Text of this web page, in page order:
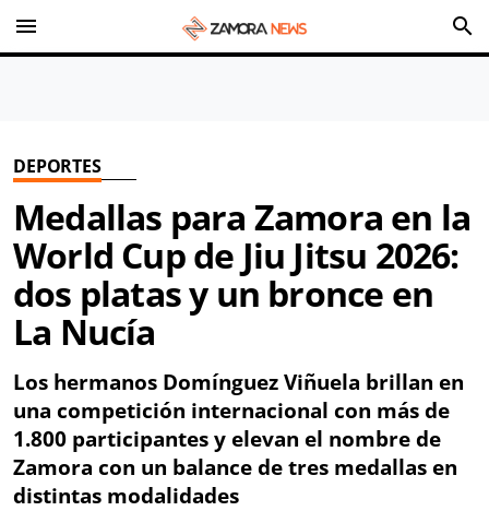
menu search
DEPORTES
Medallas para Zamora en la
World Cup de Jiu Jitsu 2026:
dos platas y un bronce en
La Nucía
Los hermanos Domínguez Viñuela brillan en
una competición internacional con más de
1.800 participantes y elevan el nombre de
Zamora con un balance de tres medallas en
distintas modalidades